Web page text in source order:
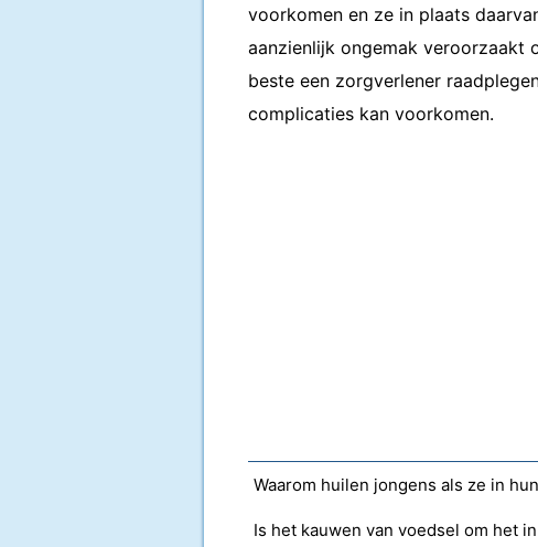
voorkomen en ze in plaats
aanzienlijk ongemak
beste een zorgverlener
complicaties kan voorkomen.
Waarom huilen jongens als ze in